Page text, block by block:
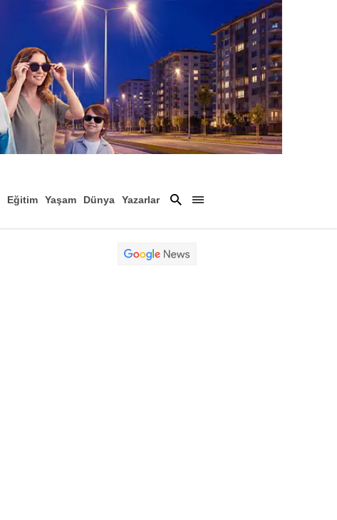
Eğitim Yaşam
Dünya
Yazarlar